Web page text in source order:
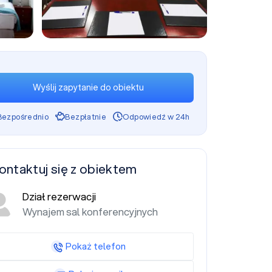
+3
Wyślij zapytanie do obiektu
Bezpłatnie Odpowiedź w 24h
się z obiektem
Dział rezerwacji
Wynajem sal konferencyjnych
Pokaż telefon